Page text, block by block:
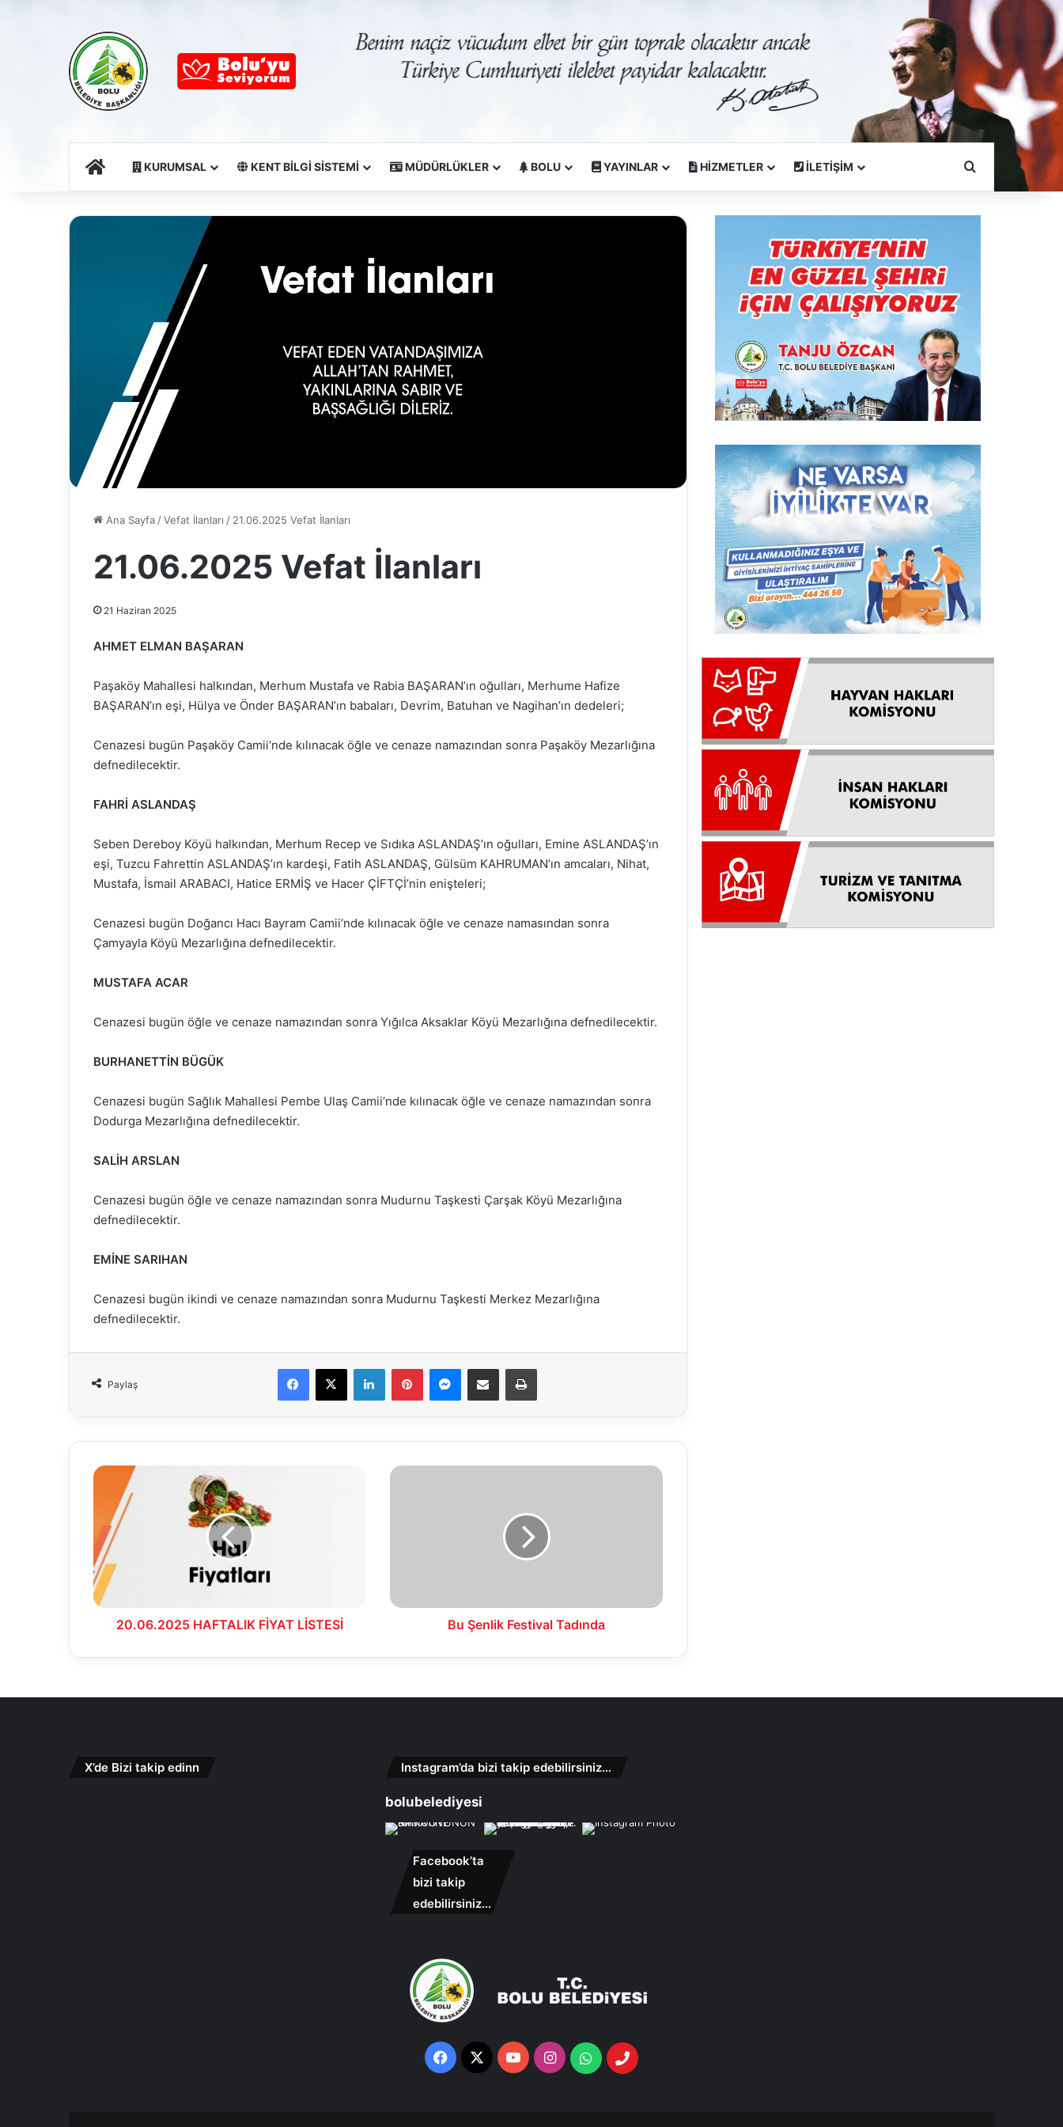
Ana SayfaKURUMSAL KENT BİLGİ SİSTEMİ MÜDÜRLÜKLER BOLU YAYINLAR HİZMETLER İLETİŞİM Arama Yapın
Ana Sayfa/Vefat İlanları / 21.06.2025 Vefat İlanları
21.06.2025 Vefat İlanları
21 Haziran 2025
AHMET ELMAN BAŞARAN
Paşaköy Mahallesi halkından, Merhum Mustafa ve Rabia BAŞARAN’ın oğulları, Merhume Hafize
BAŞARAN’ın eşi, Hülya ve Önder BAŞARAN’ın babaları, Devrim, Batuhan ve Nagihan’ın dedeleri;
Cenazesi bugün Paşaköy Camii’nde kılınacak öğle ve cenaze namazından sonra Paşaköy Mezarlığına
defnedilecektir.
FAHRİ ASLANDAŞ
Seben Dereboy Köyü halkından, Merhum Recep ve Sıdıka ASLANDAŞ’ın oğulları, Emine ASLANDAŞ’ın
eşi, Tuzcu Fahrettin ASLANDAŞ’ın kardeşi, Fatih ASLANDAŞ, Gülsüm KAHRUMAN’ın amcaları, Nihat,
Mustafa, İsmail ARABACI, Hatice ERMİŞ ve Hacer ÇİFTÇİ’nin enişteleri;
Cenazesi bugün Doğancı Hacı Bayram Camii’nde kılınacak öğle ve cenaze namasından sonra
Çamyayla Köyü Mezarlığına defnedilecektir.
MUSTAFA ACAR
Cenazesi bugün öğle ve cenaze namazından sonra Yığılca Aksaklar Köyü Mezarlığına defnedilecektir.
BURHANETTİN BÜGÜK
Cenazesi bugün Sağlık Mahallesi Pembe Ulaş Camii’nde kılınacak öğle ve cenaze namazından sonra
Dodurga Mezarlığına defnedilecektir.
SALİH ARSLAN
Cenazesi bugün öğle ve cenaze namazından sonra Mudurnu Taşkesti Çarşak Köyü Mezarlığına
defnedilecektir.
EMİNE SARIHAN
Cenazesi bugün ikindi ve cenaze namazından sonra Mudurnu Taşkesti Merkez Mezarlığına
defnedilecektir.
Paylaş
Facebook
X LinkedInPinterestMessenger
E-Mail ile paylaş Yazdır
20.06.2025
HAFTALIK
FİYAT
LİSTESİ
20.06.2025 HAFTALIK FİYAT LİSTESİ
Bu
Bu Şenlik Festival Tadında
X’de Bizi takip edinn Instagram’da bizi takip edebilirsiniz…
bolubelediyesi
Facebook’ta
bizi takip
edebilirsiniz…
Facebook
X YouTubeInstagramWhatsappTelefon